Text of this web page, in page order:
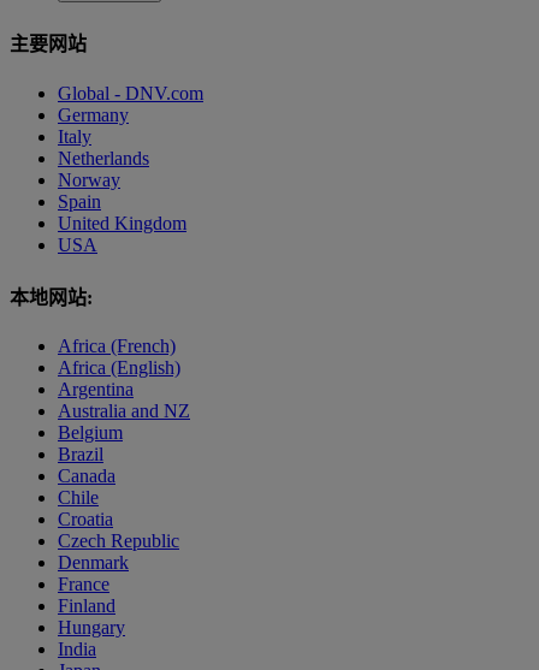
主要网站
Global - DNV.com
Germany
Italy
Netherlands
Norway
Spain
United Kingdom
USA
本地网站:
Africa (French)
Africa (English)
Argentina
Australia and NZ
Belgium
Brazil
Canada
Chile
Croatia
Czech Republic
Denmark
France
Finland
Hungary
India